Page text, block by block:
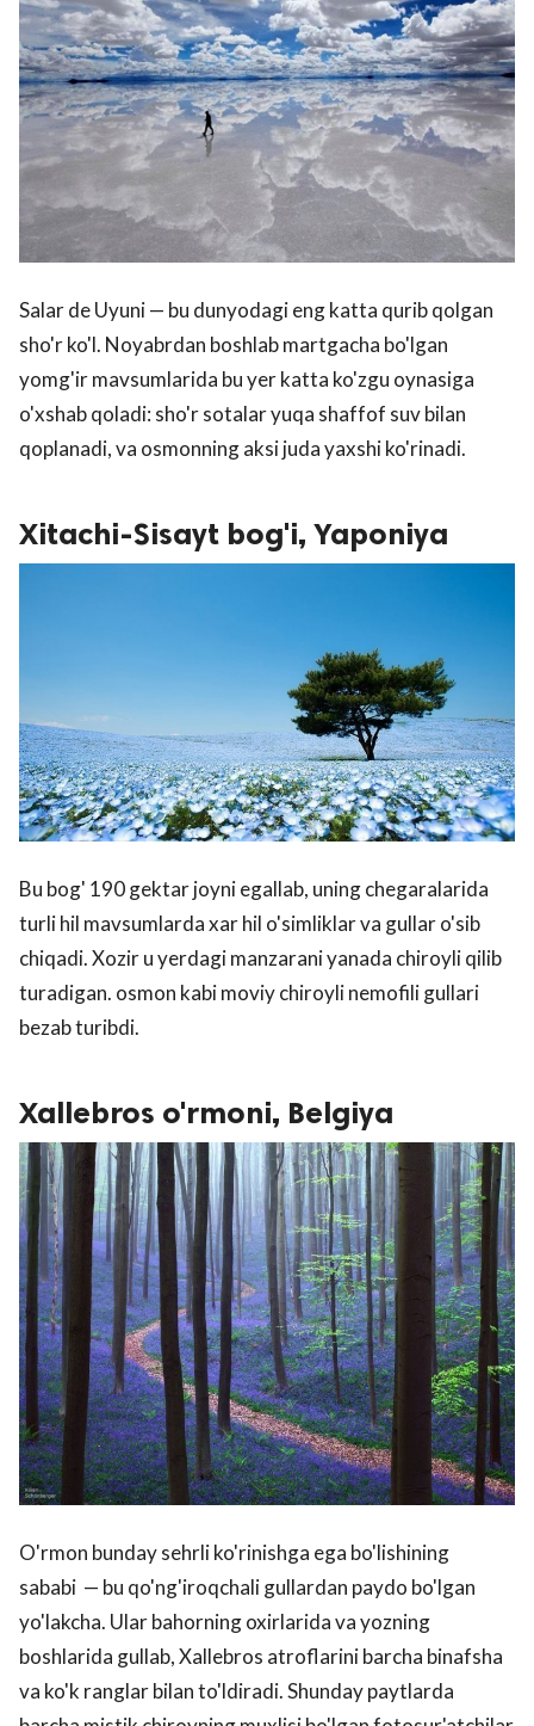
Salar de Uyuni — bu dunyodagi eng katta qurib qolgan
sho'r ko'l. Noyabrdan boshlab martgacha bo'lgan
yomg'ir mavsumlarida bu yer katta ko'zgu oynasiga
o'xshab qoladi: sho'r sotalar yuqa shaffof suv bilan
qoplanadi, va osmonning aksi juda yaxshi ko'rinadi.
Xitachi-Sisayt bog'i, Yaponiya
Bu bog' 190 gektar joyni egallab, uning chegaralarida
turli hil mavsumlarda xar hil o'simliklar va gullar o'sib
chiqadi. Xozir u yerdagi manzarani yanada chiroyli qilib
turadigan. osmon kabi moviy chiroyli nemofili gullari
bezab turibdi.
Xallebros o'rmoni, Belgiya
O'rmon bunday sehrli ko'rinishga ega bo'lishining
sababi — bu qo'ng'iroqchali gullardan paydo bo'lgan
yo'lakcha. Ular bahorning oxirlarida va yozning
boshlarida gullab, Xallebros atroflarini barcha binafsha
va ko'k ranglar bilan to'ldiradi. Shunday paytlarda